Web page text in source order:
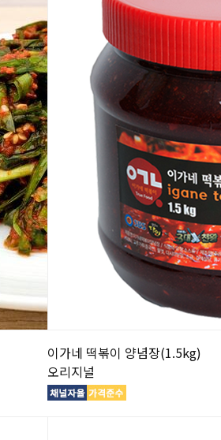
이가네 떡볶이 양념장(1.5kg)
오리지널